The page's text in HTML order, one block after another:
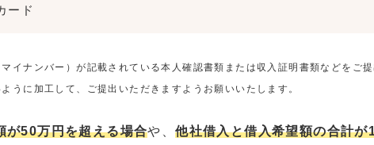
ード
イナンバー）が記載されている本人確認書類または収入証明書類などをご
うに加工して、ご提出いただきますようお願いいたします。
が50万円を超える場合や、他社借入と借入希望額の合計